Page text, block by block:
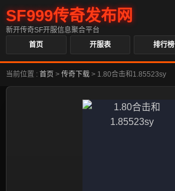
SF999传奇发布网
新开传奇SF开服信息聚合平台
首页
开服表 排行榜
当前位置 : 首页 > 传奇下载 > 1.80合击和1.85523sy